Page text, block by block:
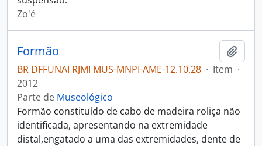
Zo'é
Formão
BR DFFUNAI RJMI MUS-MNPI-AME-12.10.28 · Item ·
2012
Parte de Museológico
Formão constituído de cabo de madeira roliça não
identificada, apresentando na extremidade
distal,engatado a uma das extremidades, dente de